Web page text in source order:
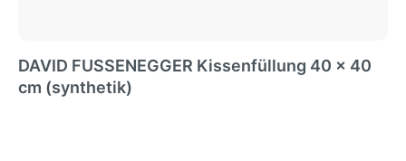
DAVID FUSSENEGGER Kissenfüllung 40 x 40
cm (synthetik)